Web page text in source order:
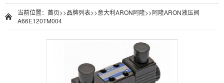
当前位置： 首页>>品牌列表>>意大利ARON阿隆>>阿隆ARON液压阀
A66E120TM004